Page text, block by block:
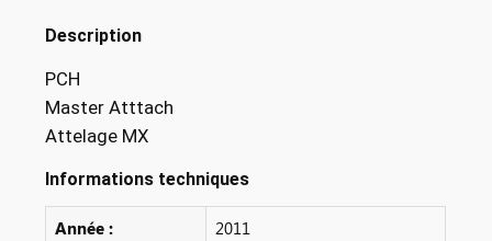
Description
PCH
Master Atttach
Attelage MX
Informations techniques
Année :
2011